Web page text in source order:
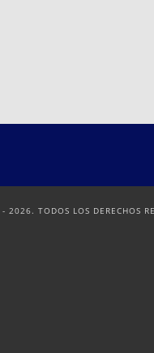
2026. TODOS LOS DERECHOS